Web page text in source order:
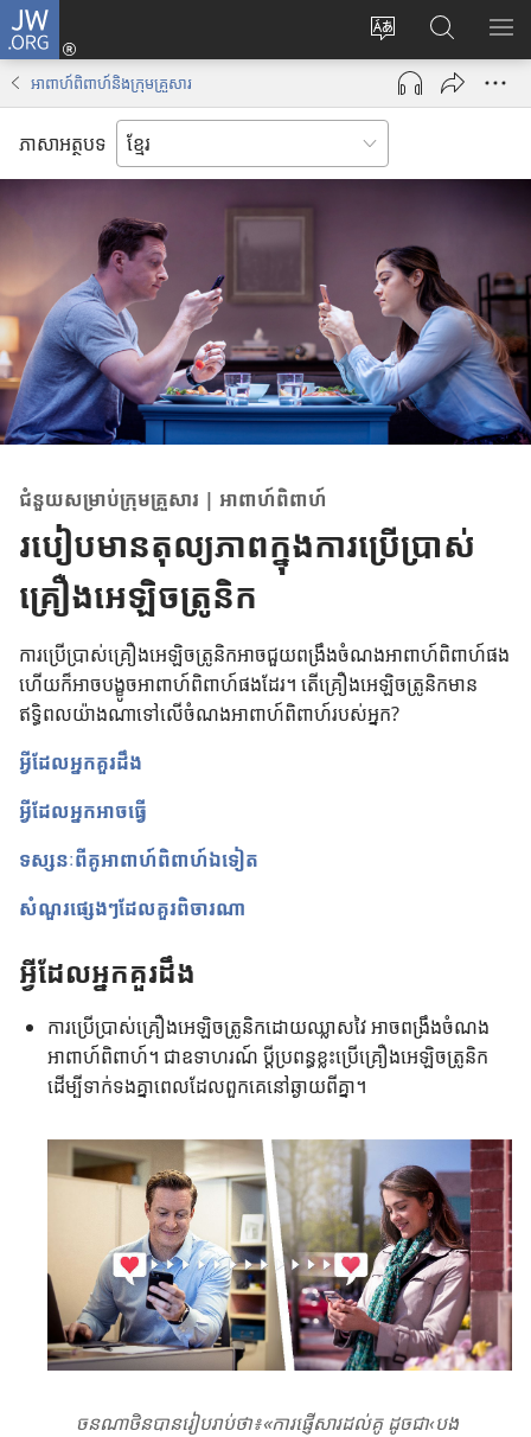
W
O
ទំ
រ
ប្
ដូ
សា
ណ
(
វិ
ធី
w
i
w
ស្
វែ
ង
ន
តា
ម
J
W
.
ប
ហា
ជី
ម្
រើ
ស
អាពាហ៍ពិពាហ៍និងក្រុមគ្រួសារ
ភាសាអត្ថបទ
ជំនួយ​សម្រាប់​ក្រុម​គ្រួសារ | អាពាហ៍ពិពាហ៍
របៀប​មាន​តុល្យភាព​ក្នុង​ការ​ប្រើ​ប្រាស់​
គ្រឿង​អេឡិចត្រូនិក
ការ​ប្រើ​ប្រាស់​គ្រឿង​អេឡិចត្រូនិក​អាច​ជួយ​ពង្រឹង​ចំណង​អាពាហ៍ពិពាហ៍​ផង
ហើយ​ក៏​អាច​បង្ខូច​អាពាហ៍ពិពាហ៍​ផង​ដែរ។ តើ​គ្រឿង​អេឡិចត្រូនិក​មាន​
ឥទ្ធិពល​យ៉ាង​ណា​ទៅ​លើ​ចំណង​អាពាហ៍ពិពាហ៍​របស់​អ្នក?
អ្វី​ដែល​អ្នក​គួរ​ដឹង
អ្វី​ដែល​អ្នក​អាច​ធ្វើ
ទស្សនៈ​ពី​គូ​អាពាហ៍ពិពាហ៍​ឯ​ទៀត
សំណួរ​ផ្សេង​ៗ​ដែល​គួរ​ពិចារណា
អ្វី​ដែល​អ្នក​គួរ​ដឹង
ការ​ប្រើ​ប្រាស់​គ្រឿង​អេឡិចត្រូនិក​ដោយ​ឈ្លាស​វៃ អាច​ពង្រឹង​ចំណង​
អាពាហ៍ពិពាហ៍។ ជា​ឧទាហរណ៍ ប្ដី​ប្រពន្ធ​ខ្លះ​ប្រើ​គ្រឿង​អេឡិចត្រូនិក​
ដើម្បី​ទាក់​ទង​គ្នា​ពេល​ដែល​ពួក​គេ​នៅ​ឆ្ងាយ​ពី​គ្នា។
ចនណាថិន​បាន​រៀប​រាប់​ថា​៖​«​ការ​ផ្ញើ​សារ​ដល់​គូ ដូច​ជា‹បង​